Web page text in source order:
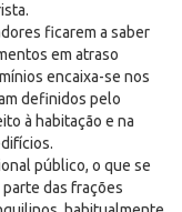
ficarem a saber
em atraso
encaixa-se nos
definidos pelo
à habitação e na
público, o que se
das frações